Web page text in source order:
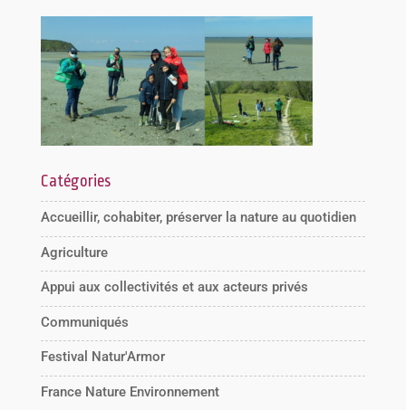
Catégories
Accueillir, cohabiter, préserver la nature au quotidien
Agriculture
Appui aux collectivités et aux acteurs privés
Communiqués
Festival Natur'Armor
France Nature Environnement